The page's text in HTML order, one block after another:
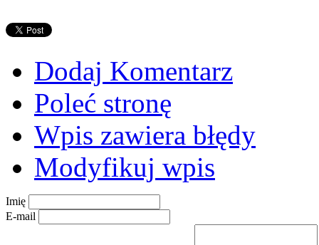
Dodaj Komentarz
Poleć stronę
Wpis zawiera błędy
Modyfikuj wpis
Imię
E-mail